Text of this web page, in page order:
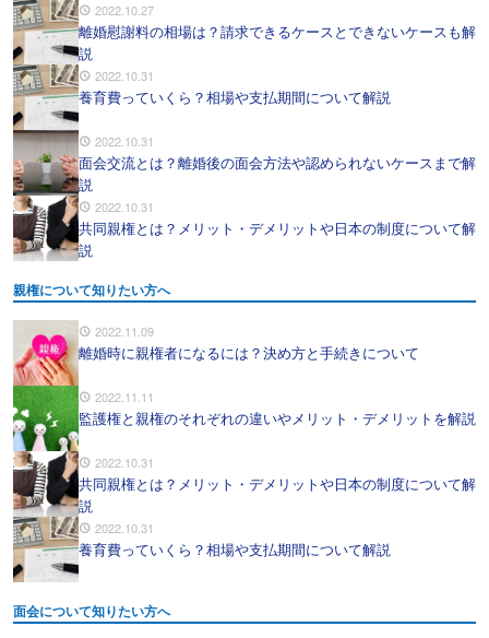
2022.10.27
離婚慰謝料の相場は？請求できるケースとできないケースも解
説
2022.10.31
養育費っていくら？相場や支払期間について解説
2022.10.31
面会交流とは？離婚後の面会方法や認められないケースまで解
説
2022.10.31
共同親権とは？メリット・デメリットや日本の制度について解
説
親権について知りたい方へ
2022.11.09
離婚時に親権者になるには？決め方と手続きについて
2022.11.11
監護権と親権のそれぞれの違いやメリット・デメリットを解説
2022.10.31
共同親権とは？メリット・デメリットや日本の制度について解
説
2022.10.31
養育費っていくら？相場や支払期間について解説
面会について知りたい方へ